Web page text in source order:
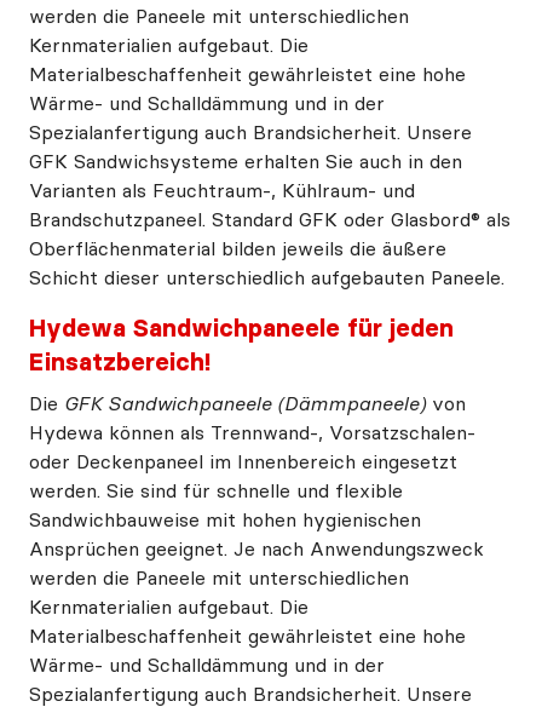
werden die Paneele mit unterschiedlichen
Kernmaterialien aufgebaut. Die
Materialbeschaffenheit gewährleistet eine hohe
Wärme- und Schalldämmung und in der
Spezialanfertigung auch Brandsicherheit. Unsere
GFK Sandwichsysteme erhalten Sie auch in den
Varianten als Feuchtraum-, Kühlraum- und
Brandschutzpaneel. Standard GFK oder Glasbord® als
Oberflächenmaterial bilden jeweils die äußere
Schicht dieser unterschiedlich aufgebauten Paneele.
Hydewa Sandwichpaneele für jeden
Einsatzbereich!
Die GFK Sandwichpaneele (Dämmpaneele)von
Hydewa können als Trennwand-, Vorsatzschalen-
oder Deckenpaneel im Innenbereich eingesetzt
werden. Sie sind für schnelle und flexible
Sandwichbauweise mit hohen hygienischen
Ansprüchen geeignet. Je nach Anwendungszweck
werden die Paneele mit unterschiedlichen
Kernmaterialien aufgebaut. Die
Materialbeschaffenheit gewährleistet eine hohe
Wärme- und Schalldämmung und in der
Spezialanfertigung auch Brandsicherheit. Unsere